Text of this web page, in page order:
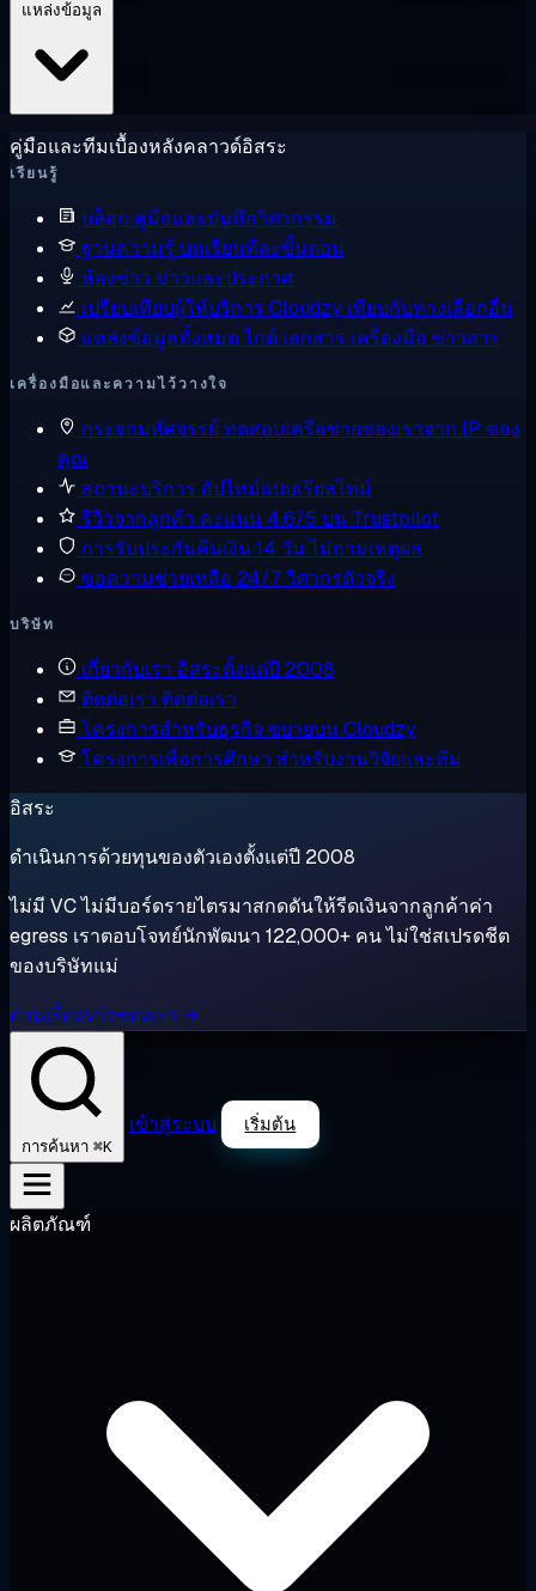
คู่มือและทีมเบื้องหลังคลาวด์อิสระ
เรียนรู้
บล็อก คู่มือและบันทึกวิศวกรรม
ฐานความรู้ บทเรียนทีละขั้นตอน
ห้องข่าว ข่าวและประกาศ
เปรียบเทียบผู้ให้บริการ Cloudzy เทียบกับทางเลือกอื่น
แหล่งข้อมูลทั้งหมดไกด์ เอกสาร เครื่องมือ ข่าวสาร
เครื่องมือและความไว้วางใจ
กระจกมหัศจรรย์ ทดสอบเครือข่ายของเราจาก IP ของ
คุณ
สถานะบริการ อัปไทม์แบบเรียลไทม์
รีวิวจากลูกค้า คะแนน 4.6/5 บน Trustpilot
การรับประกันคืนเงิน14 วัน ไม่ถามเหตุผล
ขอความช่วยเหลือ 24/7 วิศวกรตัวจริง
บริษัท
เกี่ยวกับเรา อิสระตั้งแต่ปี 2008
ติดต่อเรา ติดต่อเรา
โครงการสำหรับธุรกิจ ขยายบน Cloudzy
โครงการเพื่อการศึกษา สำหรับงานวิจัยและทีม
อิสระ
ดำเนินการด้วยทุนของตัวเองตั้งแต่ปี 2008
ไม่มี VC ไม่มีบอร์ดรายไตรมาสกดดันให้รีดเงินจากลูกค้าค่า
egress เราตอบโจทย์นักพัฒนา 122,000+ คน ไม่ใช่สเปรดชีต
ของบริษัทแม่
อ่านเรื่องราวของเรา →
การค้นหา ⌘K
เข้าสู่ระบบ เริ่มต้น
ผลิตภัณฑ์